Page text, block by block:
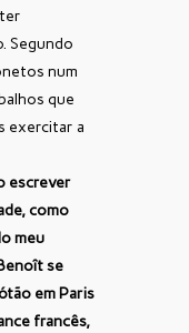
Segundo
num
que
exercitar a
escrever
como
meu
se
em Paris
francês,